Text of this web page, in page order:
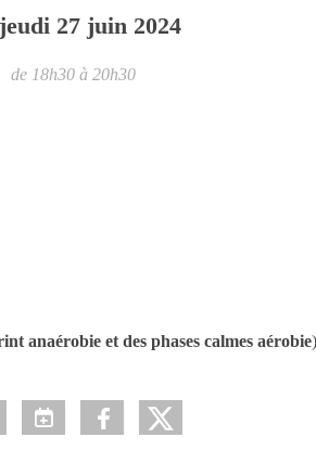
jeudi 27 juin 2024
de 18h30 à 20h30
anaérobie et des phases calmes aérobie)